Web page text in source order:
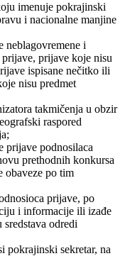
imenuje pokrajinski
i nacionalne manjine
neblagovremene i
prijave koje nisu
ispisane nečitko ili
nisu predmet
takmičenja u obzir
raspored
prijave podnosilaca
prethodnih konkursa
obaveze po tim
prijave, po
i informacije ili izađe
sredstava odredi
pokrajinski sekretar, na